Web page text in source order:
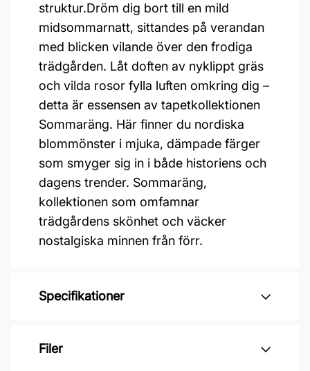
struktur.Dröm dig bort till en mild
midsommarnatt, sittandes på verandan
med blicken vilande över den frodiga
trädgården. Låt doften av nyklippt gräs
och vilda rosor fylla luften omkring dig –
detta är essensen av tapetkollektionen
Sommaräng. Här finner du nordiska
blommönster i mjuka, dämpade färger
som smyger sig in i både historiens och
dagens trender. Sommaräng,
kollektionen som omfamnar
trädgårdens skönhet och väcker
nostalgiska minnen från förr.
Specifikationer
Varumärke: Midbec Tapeter
Filer